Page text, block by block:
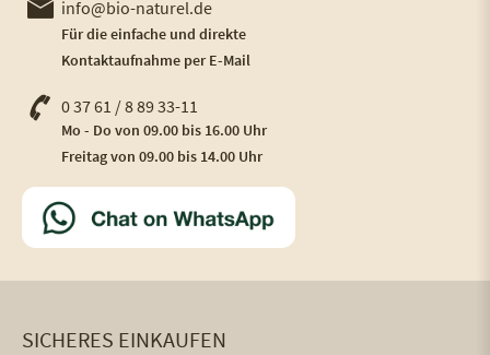
info@bio-naturel.de
Für die einfache und direkte
Kontaktaufnahme per E-Mail
0 37 61 / 8 89 33-11
Mo - Do von 09.00 bis 16.00 Uhr
Freitag von 09.00 bis 14.00 Uhr
SICHERES EINKAUFEN